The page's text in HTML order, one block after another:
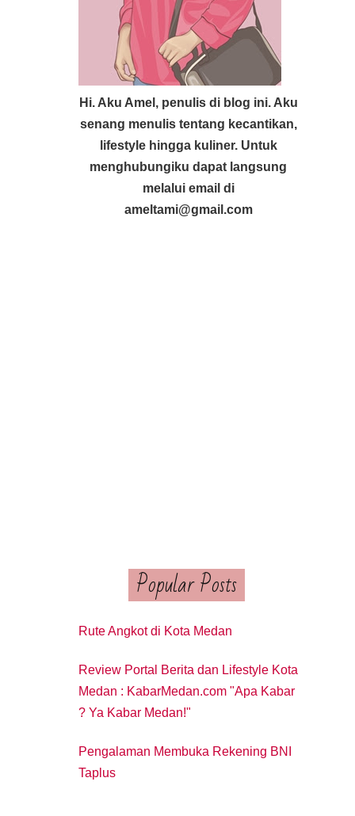
Hi. Aku Amel, penulis di blog ini. Aku
senang menulis tentang kecantikan,
lifestyle hingga kuliner. Untuk
menghubungiku dapat langsung
melalui email di
ameltami@gmail.com
Popular Posts
Rute Angkot di Kota Medan
Review Portal Berita dan Lifestyle Kota
Medan : KabarMedan.com "Apa Kabar
? Ya Kabar Medan!"
Pengalaman Membuka Rekening BNI
Taplus